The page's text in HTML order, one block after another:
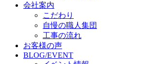
会社案内
こだわり
自慢の職人集団
工事の流れ
お客様の声
BLOG/EVENT